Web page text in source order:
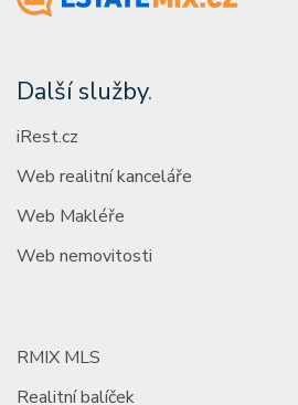
Další služby.
iRest.cz
Web realitní kanceláře
Web Makléře
Web nemovitosti
RMIX MLS
Realitní balíček